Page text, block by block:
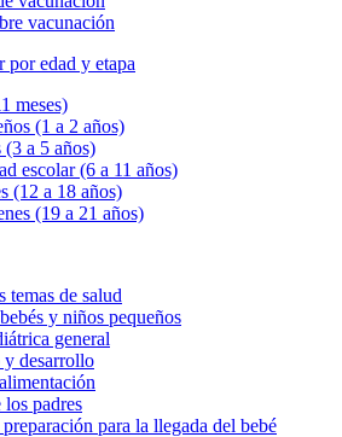
vacunación
por edad y etapa
meses)
(1 a 2 años)
(3 a 5 años)
escolar (6 a 11 años)
(12 a 18 años)
(19 a 21 años)
temas de salud
y niños pequeños
general
desarrollo
los padres
para la llegada del bebé